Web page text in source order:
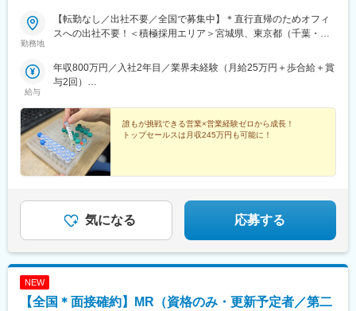
勤務地
【転勤なし／出社不要／全国で募集中】＊直行直帰のためオフィ
スへの出社不要！＜積極採用エリア＞宮城県、東京都（千葉・埼
給与
年収800万円／入社2年目／業界未経験（月給25万円＋歩合給＋賞
与2回）
賞与2回）
誰もが挑戦できる営業×営業経験ゼロから成長！
トップセールスは月収245万円も可能に！
気になる 応募する
NEW
【全国＊面接確約】MR（資格のみ・更新予定者／第二